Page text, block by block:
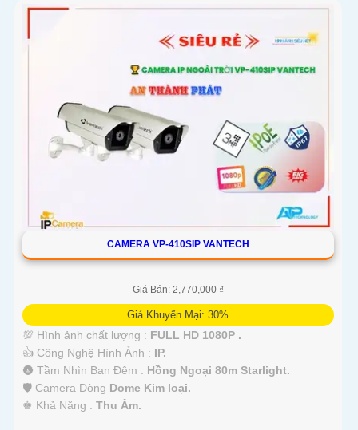
CAMERA VP-410SIP VANTECH
Giá Bán: 2,770,000 ₫
Giá Khuyến Mại: 30%
💯 Hình ảnh chất lượng : FULL HD 1080P .
👍 Công Nghệ Hình Ảnh : IP.
🌚 Tầm Nhìn Ban Đêm : Hồng Ngoại 80m Starlight.
🛡 Camera Dòng Dome Kim loại.
️♚ Khả Năng : Thu Âm.